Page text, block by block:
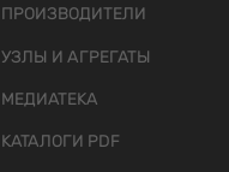
ПРОИЗВОДИТЕЛИ
УЗЛЫ И АГРЕГАТЫ
МЕДИАТЕКА
КАТАЛОГИ PDF